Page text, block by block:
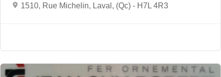
1510, Rue Michelin, Laval, (Qc) - H7L 4R3